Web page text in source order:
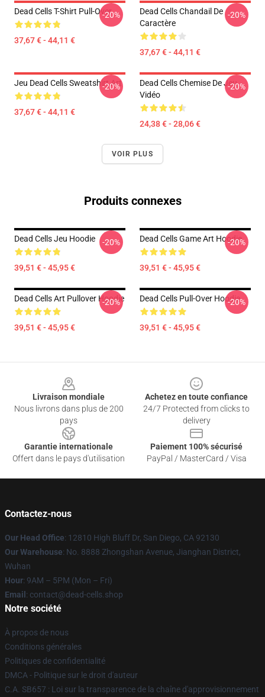
Dead Cells T-Shirt Pull-Over
37,67 € - 44,11 €
-20%
Dead Cells Chandail De
Caractère
37,67 € - 44,11 €
-20%
Jeu Dead Cells Sweatshirt Art
37,67 € - 44,11 €
-20%
Dead Cells Chemise De Jeu
Vidéo
24,38 € - 28,06 €
-20%
VOIR PLUS
Produits connexes
Dead Cells Jeu Hoodie
39,51 € - 45,95 €
-20% Dead Cells Game Art Hoodie
39,51 € - 45,95 €
-20%
Dead Cells Art Pullover Hoodie
39,51 € - 45,95 €
-20% Dead Cells Pull-Over Hoodie
39,51 € - 45,95 €
-20%
Livraison mondiale
Nous livrons dans plus de 200
pays
Achetez en toute confiance
24/7 Protected from clicks to
delivery
Garantie internationale
Offert dans le pays d'utilisation
Paiement 100% sécurisé
PayPal / MasterCard / Visa
Contactez-nous
Our Head Office: 12810 High Bluff Dr, San Diego, CA 92130
Our Warehouse: No. 8888 Zhongshan Avenue, Jianghan District,
Wuhan
Hour: 9AM – 5PM (Mon – Fri)
Email : contact@dead-cells.shop
Notre société
À propos de nous
Conditions générales
Politiques de confidentialité
DMCA - Politique sur le droit d'auteur
C.A. SB657 : Loi sur la transparence de la chaîne d'approvisionnement